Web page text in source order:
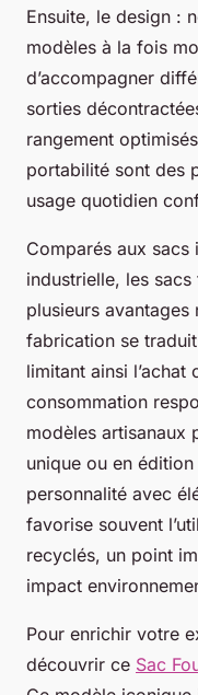
Ensuite, le design :
modèles à la fois
d’accompagner
sorties
rangement
portabilité sont des
usage quotidien
Comparés aux
industrielle, les
plusieurs
fabrication se
limitant ainsi
consommation
modèles artisanaux
unique ou en
personnalité avec
favorise souvent
recyclés, un point
impact
Pour enrichir votre
découvrir ce Sac